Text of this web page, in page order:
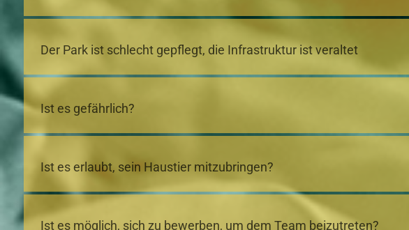
Der Park ist schlecht gepflegt, die Infrastruktur ist veraltet
Ist es gefährlich?
Ist es erlaubt, sein Haustier mitzubringen?
Ist es möglich, sich zu bewerben, um dem Team beizutreten?